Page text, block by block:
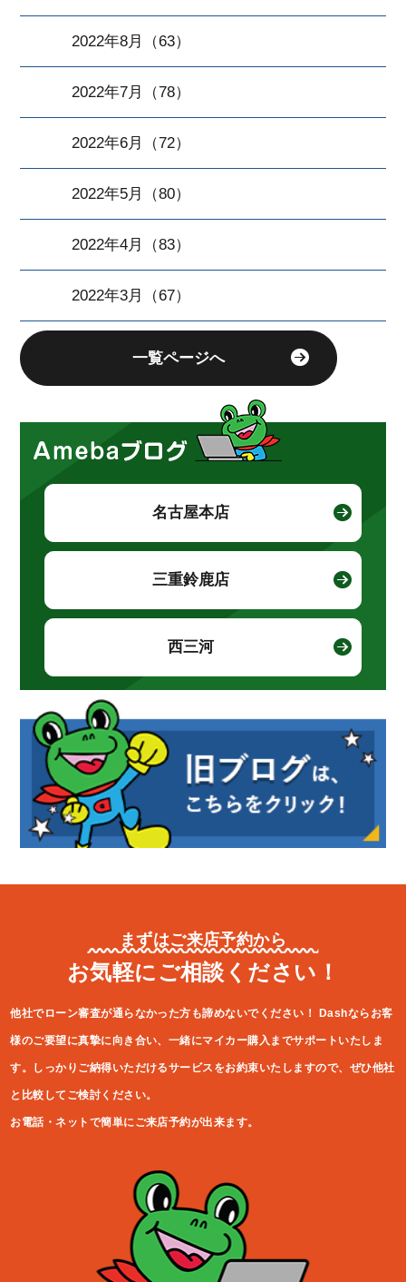
2022年8月（63）
2022年7月（78）
2022年6月（72）
2022年5月（80）
2022年4月（83）
2022年3月（67）
一覧ページへ
名古屋本店
三重鈴鹿店
西三河
まずはご来店予約から
お気軽にご相談ください！
他社でローン審査が通らなかった方も諦めないでください！ Dashならお客
様のご要望に真摯に向き合い、一緒にマイカー購入ま でサポートいたしま
す。しっかりご納得いただけるサービスをお約束いたしますので、ぜひ他社
と比較してご検討ください。
お電話・ネットで簡単にご来店予約が出来ます。